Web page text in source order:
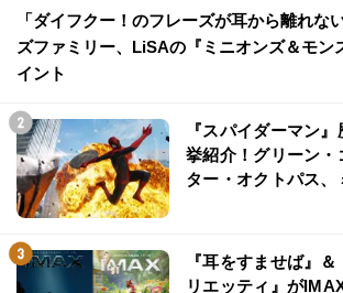
「ダイフクー！のフレーズが耳から離れな
ズファミリー、LiSAの『ミニオンズ＆モン
イント
『スパイダーマン
挙紹介！グリーン・
ター・オクトパス
『耳をすませば』
リエッティ』が